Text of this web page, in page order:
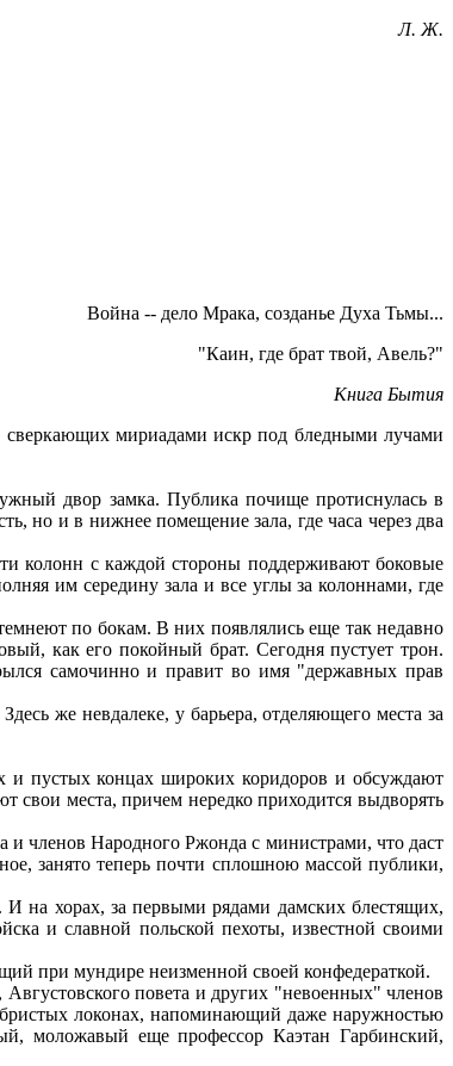
Л. Ж.
Война -- дело Мрака, созданье Духа Тьмы...
"Каин, где брат твой, Авель?"
Книга Бытия
мириадами искр под бледными лучами
двор замка. Публика почище протиснулась в
но и в нижнее помещение зала, где часа через два
колонн с каждой стороны поддерживают боковые
им середину зала и все углы за колоннами, где
по бокам. В них появлялись еще так недавно
как его покойный брат. Сегодня пустует трон.
самочинно и правит во имя "державных прав
же невдалеке, у барьера, отделяющего места за
пустых концах широких коридоров и обсуждают
места, причем нередко приходится выдворять
и членов Народного Ржонда с министрами, что даст
занято теперь почти сплошною массой публики,
на хорах, за первыми рядами дамских блестящих,
и славной польской пехоты, известной своими
при мундире неизменной своей конфедераткой.
повета и других "невоенных" членов
локонах, напоминающий даже наружностью
моложавый еще профессор Каэтан Гарбинский,